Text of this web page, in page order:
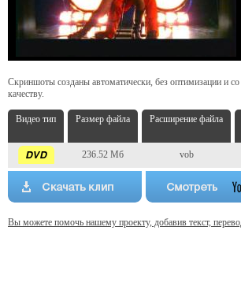
Скриншоты созданы автоматически, без оптимизации и
качеству.
Видео тип Размер файла Расширение файла
236.52 Мб vob
Вы можете помочь нашему проекту, добавив текст,